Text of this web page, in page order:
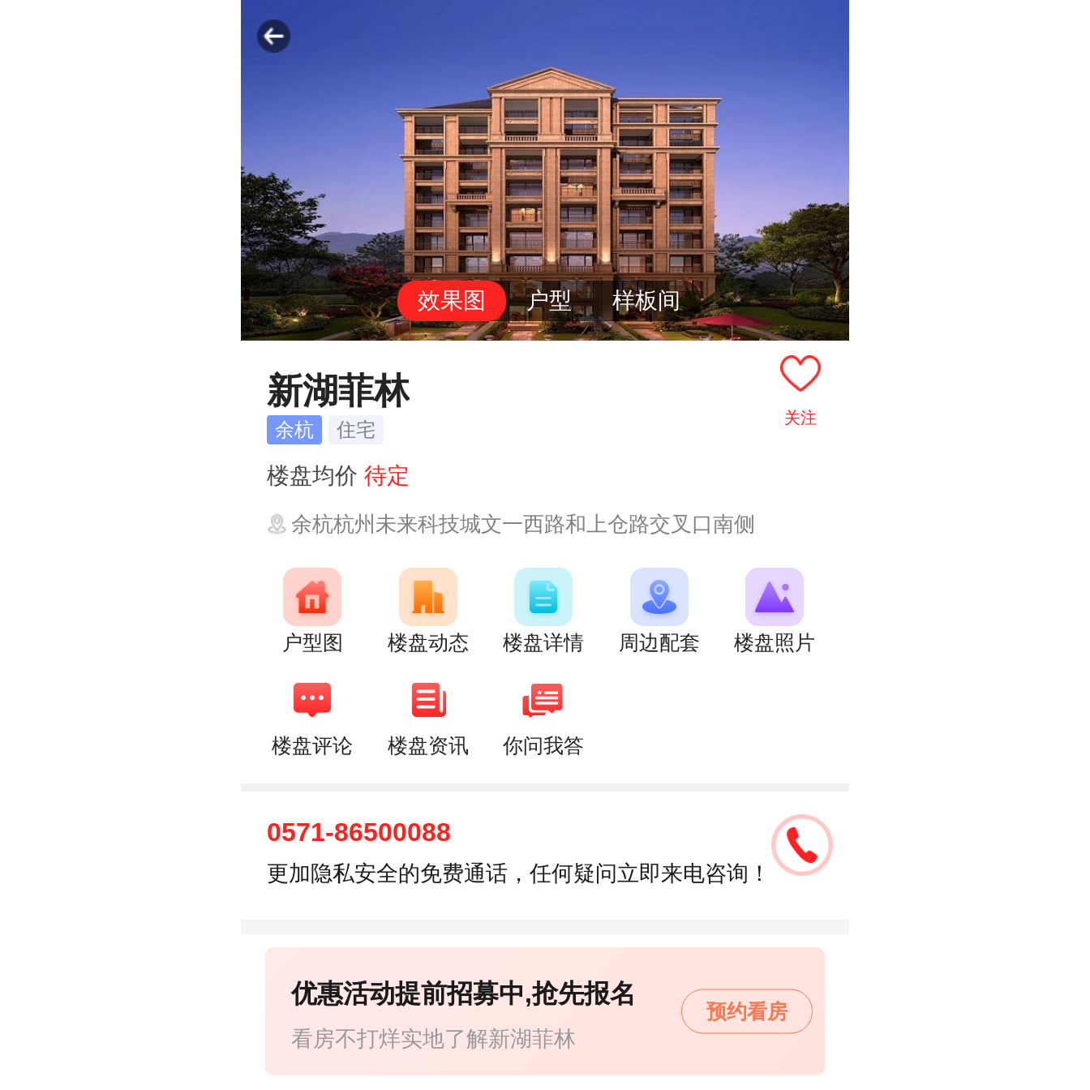
效果图 户型 样板间
关注
新湖菲林
余杭 住宅
楼盘均价 待定
余杭杭州未来科技城文一西路和上仓路交叉口南侧
户型图 楼盘动态 楼盘详情 周边配套 楼盘照片
楼盘评论 楼盘资讯 你问我答
0571-86500088
更加隐私安全的免费通话，任何疑问立即来电咨询！
看房不打烊实地了解新湖菲林
优惠活动提前招募中,抢先报名
预约看房